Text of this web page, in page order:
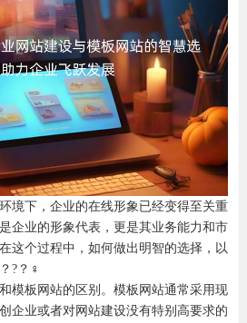
境下，企业的在线形象已经变得至关重
企业的形象代表，更是其业务能力和市
这个过程中，如何做出明智的选择，以
?？‍♀️
模板网站的区别。模板网站通常采用现
企业或者对网站建设没有特别高要求的